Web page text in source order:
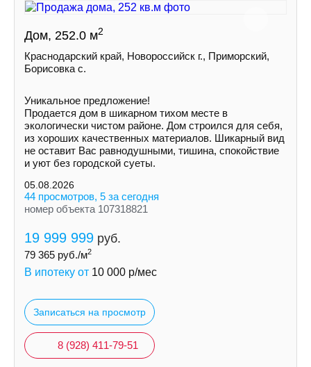
Дом, 252.0 м2
Краснодарский край, Новороссийск г., Приморский,
Борисовка с.
Уникальное предложение!
Продается дом в шикарном тихом месте в
экологически чистом районе. Дом строился для себя,
из хороших качественных материалов. Шикарный вид
не оставит Вас равнодушными, тишина, спокойствие
и уют без городской суеты.
05.08.2026
44 просмотров, 5 за сегодня
номер объекта 107318821
19 999 999 руб.
79 365 руб./м2
В ипотеку от 10 000 р/мес
Записаться на просмотр
8 (928) 411-79-51